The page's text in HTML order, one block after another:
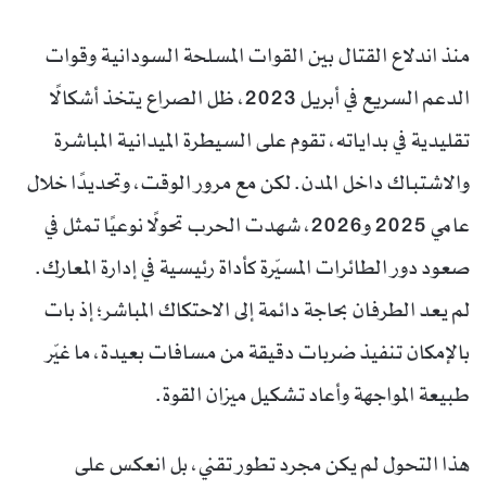
منذ اندلاع القتال بين القوات المسلحة السودانية وقوات
الدعم السريع في أبريل 2023، ظل الصراع يتخذ أشكالًا
تقليدية في بداياته، تقوم على السيطرة الميدانية المباشرة
والاشتباك داخل المدن. لكن مع مرور الوقت، وتحديدًا خلال
عامي 2025 و2026، شهدت الحرب تحولًا نوعيًا تمثل في
صعود دور الطائرات المسيّرة كأداة رئيسية في إدارة المعارك.
لم يعد الطرفان بحاجة دائمة إلى الاحتكاك المباشر؛ إذ بات
بالإمكان تنفيذ ضربات دقيقة من مسافات بعيدة، ما غيّر
طبيعة المواجهة وأعاد تشكيل ميزان القوة.
هذا التحول لم يكن مجرد تطور تقني، بل انعكس على